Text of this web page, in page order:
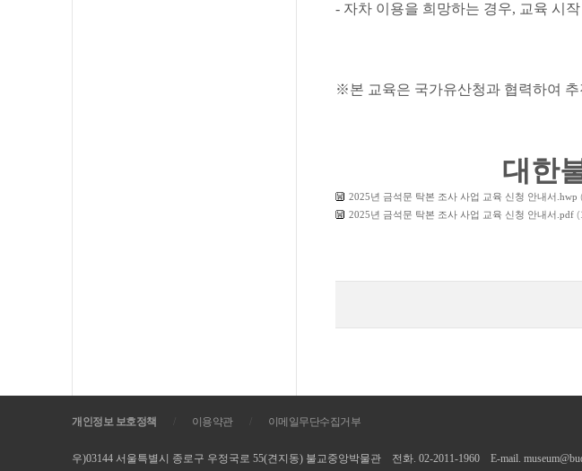
- 자차 이용을 희망하는 경우, 교육 시
※본 교육은 국가유산청과 협력하여
대한
2025년 금석문 탁본 조사 사업 교육 신청 안내서.hwp
2025년 금석문 탁본 조사 사업 교육 신청 안내서.pdf
개인정보 보호정책 이용약관 이메일무단수집거부
우)03144 서울특별시 종로구 우정국로 55(견지동) 불교중앙박물관 전화. 02-2011-1960 E-mail.